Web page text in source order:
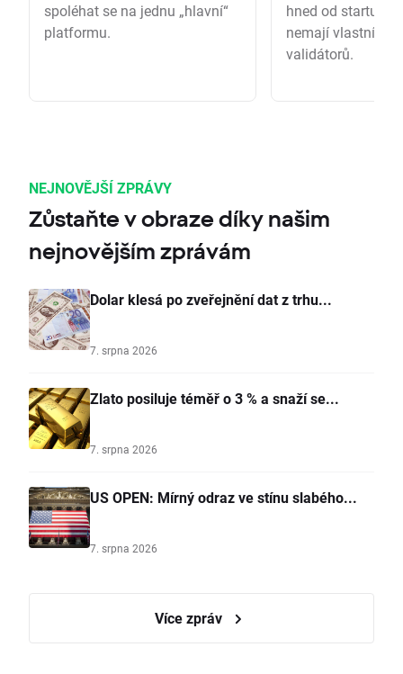
spoléhat se na jednu „hlavní“
platformu.
hned od startu, i
nemají vlastní
validátorů.
NEJNOVĚJŠÍ ZPRÁVY
Zůstaňte v obraze díky našim
nejnovějším zprávám
Dolar klesá po zveřejnění dat z trhu...
7. srpna 2026
Zlato posiluje téměř o 3 % a snaží se...
7. srpna 2026
US OPEN: Mírný odraz ve stínu slabého...
7. srpna 2026
Více zpráv